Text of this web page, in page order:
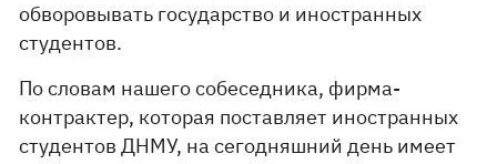
обворовывать государство и иностранных
студентов.
По словам нашего собеседника, фирма-
контрактер, которая поставляет иностранных
студентов ДНМУ, на сегодняшний день имеет